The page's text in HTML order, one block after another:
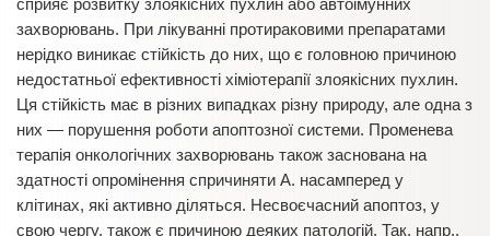
сприяє розвитку злоякісних пухлин або автоімунних
захворювань. При лікуванні протираковими препаратами
нерідко виникає стійкість до них, що є головною причиною
недостатньої ефективності хіміотерапії злоякісних пухлин.
Ця стійкість має в різних випадках різну природу, але одна з
них — порушення роботи апоптозної системи. Променева
терапія онкологічних захворювань також заснована на
здатності опромінення спричиняти А. насамперед у
клітинах, які активно діляться. Несвоєчасний апоптоз, у
свою чергу, також є причиною деяких патологій. Так, напр.,